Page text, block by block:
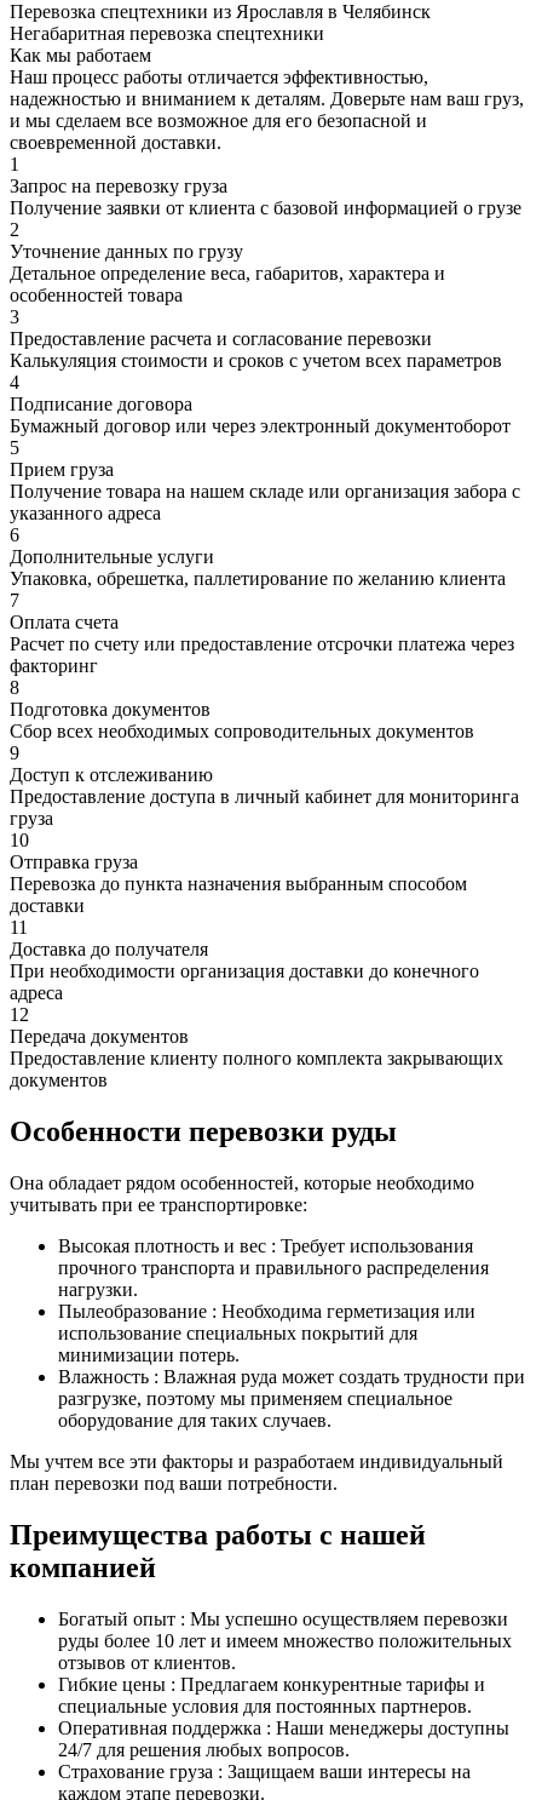
Перевозка спецтехники из Ярославля в Челябинск
Негабаритная перевозка спецтехники
Как мы работаем
Наш процесс работы отличается эффективностью,
надежностью и вниманием к деталям. Доверьте нам ваш груз,
и мы сделаем все возможное для его безопасной и
своевременной доставки.
1
Запрос на перевозку груза
Получение заявки от клиента с базовой информацией о грузе
2
Уточнение данных по грузу
Детальное определение веса, габаритов, характера и
особенностей товара
3
Предоставление расчета и согласование перевозки
Калькуляция стоимости и сроков с учетом всех параметров
4
Подписание договора
Бумажный договор или через электронный документоборот
5
Прием груза
Получение товара на нашем складе или организация забора с
указанного адреса
6
Дополнительные услуги
Упаковка, обрешетка, паллетирование по желанию клиента
7
Оплата счета
Расчет по счету или предоставление отсрочки платежа через
факторинг
8
Подготовка документов
Сбор всех необходимых сопроводительных документов
9
Доступ к отслеживанию
Предоставление доступа в личный кабинет для мониторинга
груза
10
Отправка груза
Перевозка до пункта назначения выбранным способом
доставки
11
Доставка до получателя
При необходимости организация доставки до конечного
адреса
12
Передача документов
Предоставление клиенту полного комплекта закрывающих
документов
Особенности перевозки руды
Она обладает рядом особенностей, которые необходимо
учитывать при ее транспортировке:
Высокая плотность и вес : Требует использования
прочного транспорта и правильного распределения
нагрузки.
Пылеобразование : Необходима герметизация или
использование специальных покрытий для
минимизации потерь.
Влажность : Влажная руда может создать трудности при
разгрузке, поэтому мы применяем специальное
оборудование для таких случаев.
Мы учтем все эти факторы и разработаем индивидуальный
план перевозки под ваши потребности.
Преимущества работы с нашей
компанией
Богатый опыт : Мы успешно осуществляем перевозки
руды более 10 лет и имеем множество положительных
отзывов от клиентов.
Гибкие цены : Предлагаем конкурентные тарифы и
специальные условия для постоянных партнеров.
Оперативная поддержка : Наши менеджеры доступны
24/7 для решения любых вопросов.
Страхование груза : Защищаем ваши интересы на
каждом этапе перевозки.